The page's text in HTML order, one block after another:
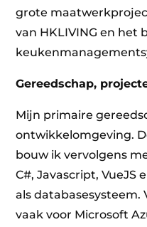
grote
van HKLIVING en het
Gereedschap,
Mijn primaire
ontwikkelomgeving.
bouw ik vervolgens
C#, Javascript, VueJS
als databasesysteem.
vaak voor Microsoft